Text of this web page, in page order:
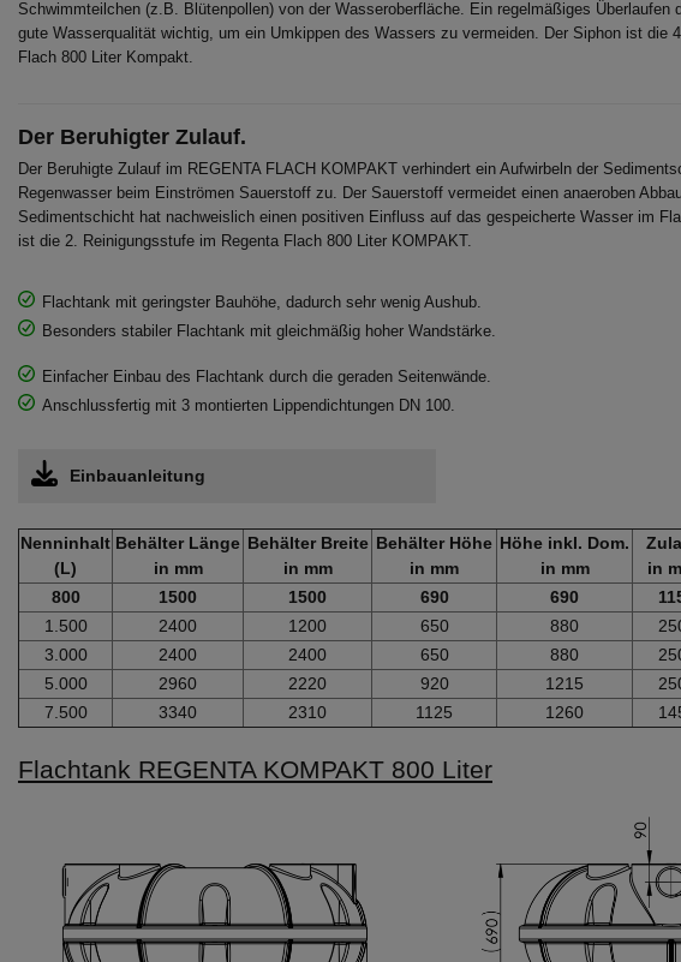
Schwimmteilchen (z.B. Blütenpollen) von der Wasseroberfläche. Ein regelmäßiges Überlaufen
gute Wasserqualität wichtig, um ein Umkippen des Wassers zu vermeiden. Der Siphon ist die
Flach 800 Liter Kompakt.
Der Beruhigter Zulauf.
Der Beruhigte Zulauf im REGENTA FLACH KOMPAKT verhindert ein Aufwirbeln der
Regenwasser beim Einströmen Sauerstoff zu. Der Sauerstoff vermeidet einen anaeroben
Sedimentschicht hat nachweislich einen positiven Einfluss auf das gespeicherte Wasser im
ist die 2. Reinigungsstufe im Regenta Flach 800 Liter KOMPAKT.
Flachtank mit geringster Bauhöhe, dadurch sehr wenig Aushub.
Besonders stabiler Flachtank mit gleichmäßig hoher Wandstärke.
Einfacher Einbau des Flachtank durch die geraden Seitenwände.
Anschlussfertig mit 3 montierten Lippendichtungen DN 100.
Einbauanleitung
Nenninhalt
(L)
Behälter Länge
in mm
Behälter Breite
in mm
Behälter Höhe
in mm
Höhe inkl. Dom.
in mm
in
800
1500 1500 690 690
1.500
2400 1200 650 880
3.000
2400 2400 650 880
5.000
2960 2220 920 1215
7.500
3340 2310 1125 1260
Flachtank REGENTA KOMPAKT 800 Liter